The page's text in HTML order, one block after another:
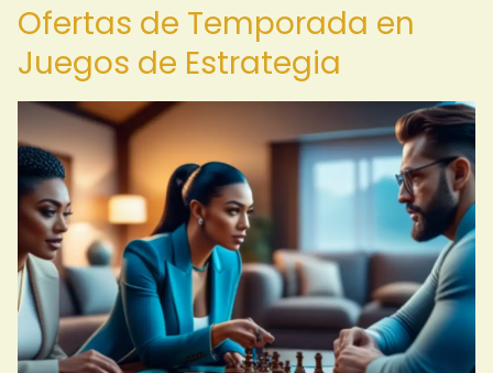
Ofertas de Temporada en
Juegos de Estrategia